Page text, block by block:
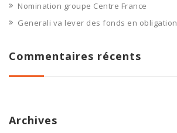
Nomination groupe Centre France
Generali va lever des fonds en obligation
Commentaires récents
Archives